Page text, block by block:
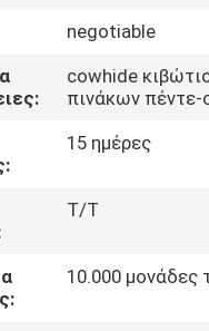
negotiable
cowhide
πινάκων
15 ημέρες
T/T
10.000 μονάδες